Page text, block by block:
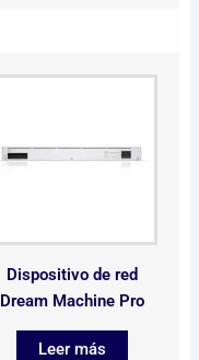
Dispositivo de red
Dream Machine Pro
Leer más